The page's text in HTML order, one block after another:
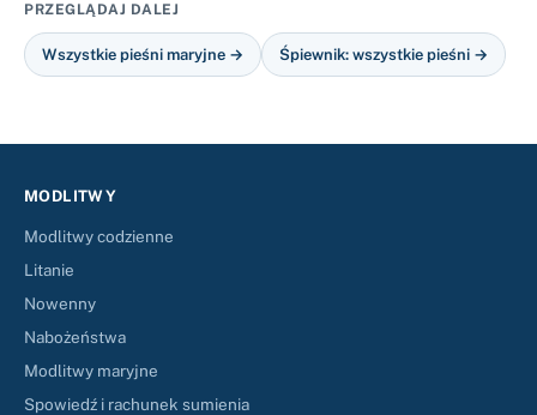
PRZEGLĄDAJ DALEJ
Wszystkie pieśni maryjne → Śpiewnik: wszystkie pieśni →
MODLITWY
Modlitwy codzienne
Litanie
Nowenny
Nabożeństwa
Modlitwy maryjne
Spowiedź i rachunek sumienia